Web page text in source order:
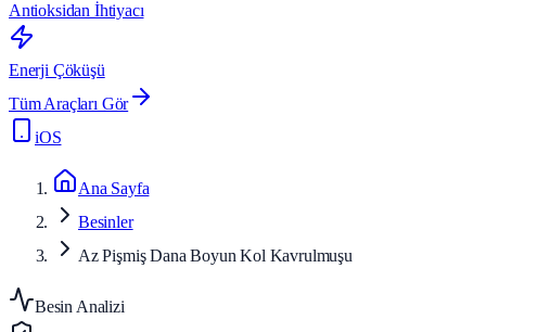
Antioksidan İhtiyacı
Enerji Çöküşü
Tüm Araçları Gör
iOS
Ana Sayfa
Besinler
Az Pişmiş Dana Boyun Kol Kavrulmuşu
Besin Analizi